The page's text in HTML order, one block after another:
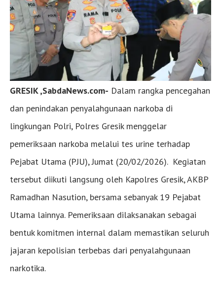
GRESIK ,SabdaNews.com- Dalam rangka pencegahan
dan penindakan penyalahgunaan narkoba di
lingkungan Polri, Polres Gresik menggelar
pemeriksaan narkoba melalui tes urine terhadap
Pejabat Utama (PJU), Jumat (20/02/2026). Kegiatan
tersebut diikuti langsung oleh Kapolres Gresik, AKBP
Ramadhan Nasution, bersama sebanyak 19 Pejabat
Utama lainnya. Pemeriksaan dilaksanakan sebagai
bentuk komitmen internal dalam memastikan seluruh
jajaran kepolisian terbebas dari penyalahgunaan
narkotika.